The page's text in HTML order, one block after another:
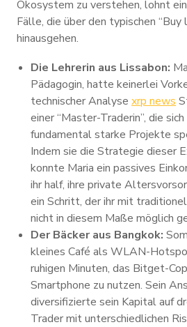
Ökosystem zu verstehen, lohnt
Fälle, die über den typischen
hinausgehen.
Die Lehrerin aus Lissabon:
Pädagogin, hatte keinerlei
technischer Analyse xrp news
einer “Master-Traderin”, die
fundamental starke Projekte
Indem sie die Strategie dieser
konnte Maria ein passives
ihr half, ihre private
ein Schritt, der ihr mit
nicht in diesem Maße möglich
Der Bäcker aus Bangkok:
kleines Café als WLAN-
ruhigen Minuten, das Bitget-
Smartphone zu nutzen. Sein
diversifizierte sein Kapital auf
Trader mit unterschiedlichen